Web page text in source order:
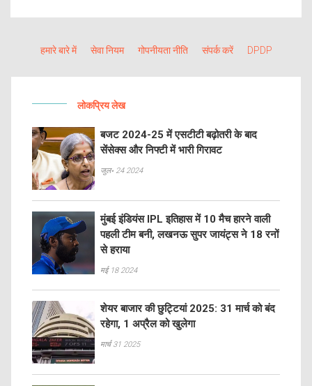
हमारे बारे में सेवा नियम गोपनीयता नीति संपर्क करें DPDP
लोकप्रिय लेख
बजट 2024-25 में एसटीटी बढ़ोतरी के बाद
सेंसेक्स और निफ्टी में भारी गिरावट
जुल॰ 24 2024
मुंबई इंडियंस IPL इतिहास में 10 मैच हारने वाली
पहली टीम बनी, लखनऊ सुपर जायंट्स ने 18 रनों
से हराया
मई 18 2024
शेयर बाजार की छुट्टियां 2025: 31 मार्च को बंद
रहेगा, 1 अप्रैल को खुलेगा
मार्च 31 2025